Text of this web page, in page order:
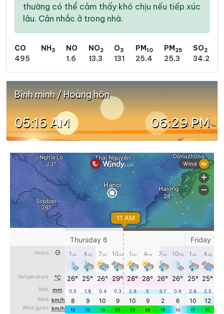
thường có thể cảm thấy khó chịu nếu tiếp xúc
lâu. Cân nhắc ở trong nhà.
CO
495
NH3
NO
1.6
NO2
13.3
O3
131
PM10
25.4
PM25
25.3
SO2
34.2
Bình minh / Hoàng hôn
05:16 AM 06:29 PM